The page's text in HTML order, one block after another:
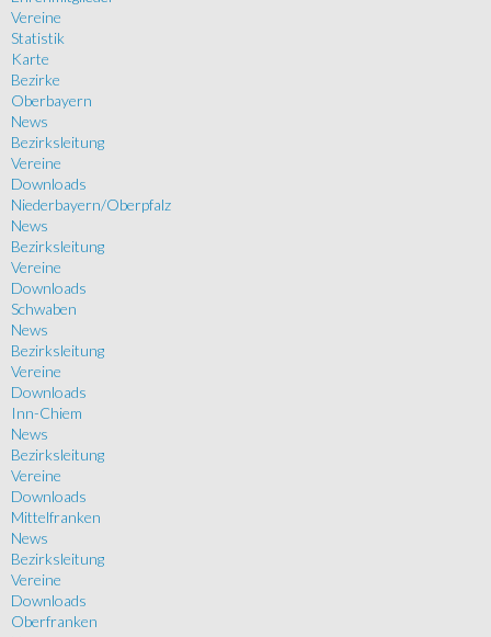
Vereine
Statistik
Karte
Bezirke
Oberbayern
News
Bezirksleitung
Vereine
Downloads
Niederbayern/Oberpfalz
News
Bezirksleitung
Vereine
Downloads
Schwaben
News
Bezirksleitung
Vereine
Downloads
Inn-Chiem
News
Bezirksleitung
Vereine
Downloads
Mittelfranken
News
Bezirksleitung
Vereine
Downloads
Oberfranken